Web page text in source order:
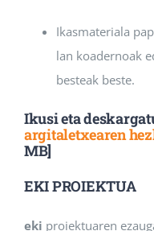
Ikasmateriala
lan koadernoak
besteak beste.
Ikusi eta
argitaletxearen
MB]
EKI PROIEKTUA
eki proiektuaren